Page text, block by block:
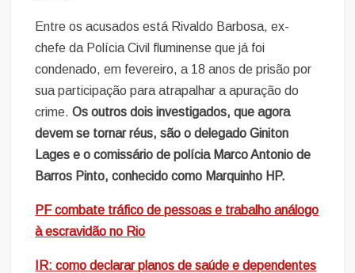
Entre os acusados está Rivaldo Barbosa, ex-
chefe da Polícia Civil fluminense que já foi
condenado, em fevereiro, a 18 anos de prisão por
sua participação para atrapalhar a apuração do
crime.Os outros dois investigados, que agora
devem se tornar réus, são o delegado Giniton
Lages e o comissário de polícia Marco Antonio de
Barros Pinto, conhecido como Marquinho HP.
PF combate tráfico de pessoas e trabalho análogo
à escravidão no Rio
IR: como declarar planos de saúde e dependentes